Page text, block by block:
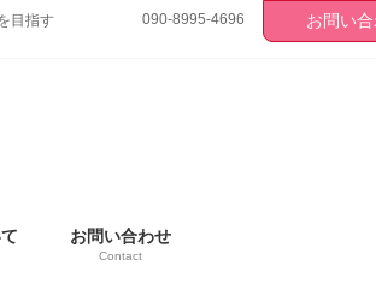
目指す
090-8995-4696 お問い
お問い合わせ
Contact